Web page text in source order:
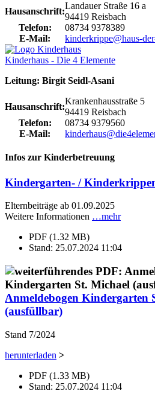
Hausanschrift:
Landauer Straße 16 a
94419 Reisbach
Telefon:
08734 9378389
E-Mail:
kinderkrippe@haus-
Kinderhaus - Die 4 Elemente
Leitung: Birgit Seidl-Asani
Hausanschrift:
Krankenhausstraße 5
94419 Reisbach
Telefon:
08734 9379560
E-Mail:
Infos zur Kinderbetreuung
Kindergarten- /
Elternbeiträge ab 01.09.2025
Weitere Informationen …mehr
PDF (1.32 MB)
Stand: 25.07.2024 11:04
Anmeldebogen Kindergarten
(ausfüllbar)
Stand 7/2024
herunterladen >
PDF (1.33 MB)
Stand: 25.07.2024 11:04